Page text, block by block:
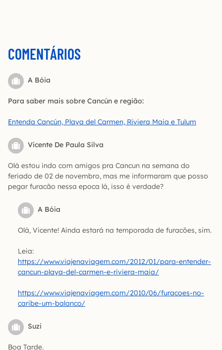
COMENTÁRIOS
A Bóia
Para saber mais sobre Cancún e região:
Entenda Cancún, Playa del Carmen, Riviera Maia e Tulum
Vicente De Paula Silva
Olá estou indo com amigos pra Cancun na semana do
feriado de 02 de novembro, mas me informaram que posso
pegar furacão nessa epoca lá, isso é verdade?
A Bóia
Olá, Vicente! Ainda estará na temporada de furacões, sim.
Leia:
https://www.viajenaviagem.com/2012/01/para-entender-
cancun-playa-del-carmen-e-riviera-maia/
https://www.viajenaviagem.com/2010/06/furacoes-no-
caribe-um-balanco/
Suzi
Boa Tarde.